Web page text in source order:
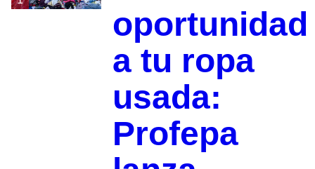
oportunidad
a tu ropa
usada:
Profepa